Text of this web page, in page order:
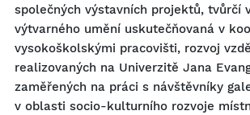
společných výstavních projektů, tvůrčí
výtvarného umění uskutečňovaná v
vysokoškolskými pracovišti, rozvoj
realizovaných na Univerzitě Jana
zaměřených na práci s návštěvníky
v oblasti socio-kulturního rozvoje